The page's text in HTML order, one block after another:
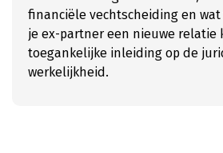
financiële vechtscheiding en
je ex-partner een nieuwe relatie
toegankelijke inleiding op de
werkelijkheid.